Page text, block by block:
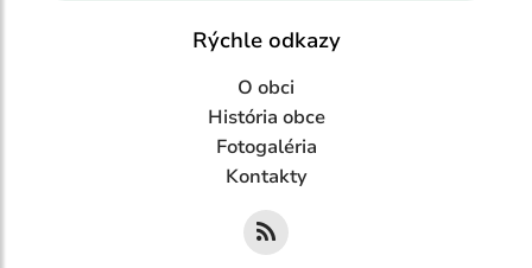
Rýchle odkazy
O obci
História obce
Fotogaléria
Kontakty